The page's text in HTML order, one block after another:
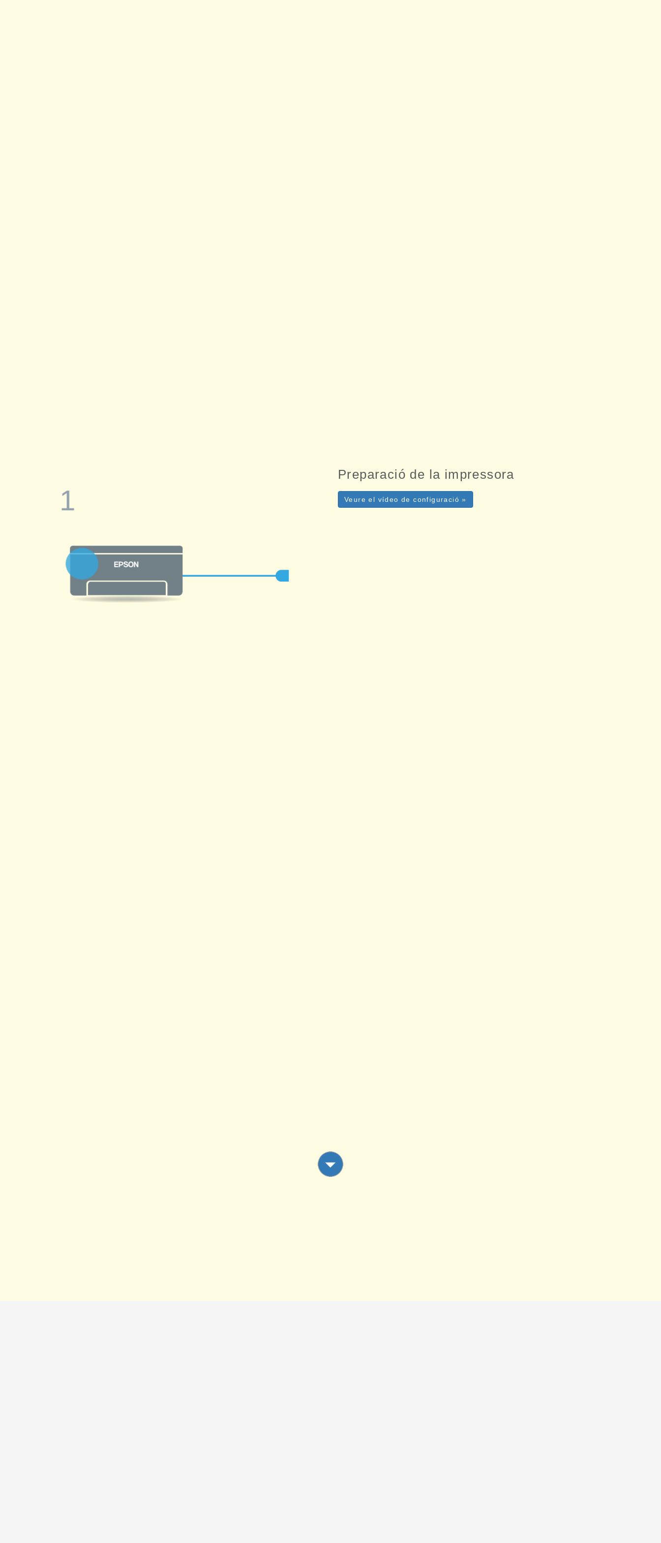
Preparació de la impressora
Veure el vídeo de configuració »